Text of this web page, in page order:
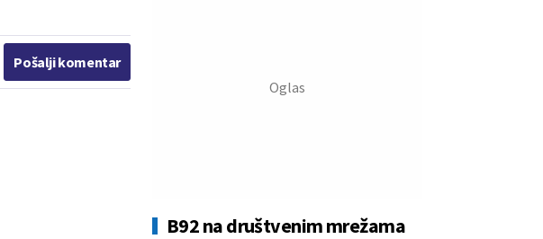
Pošalji komentar
B92 na društvenim mrežama